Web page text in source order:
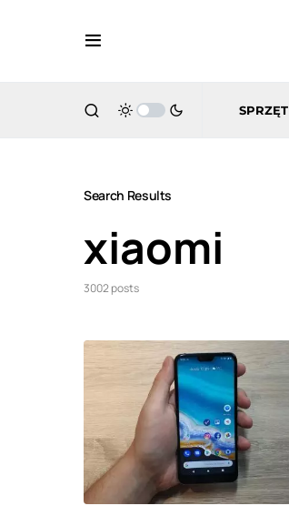
SPRZĘT
Search Results
xiaomi
3002 posts